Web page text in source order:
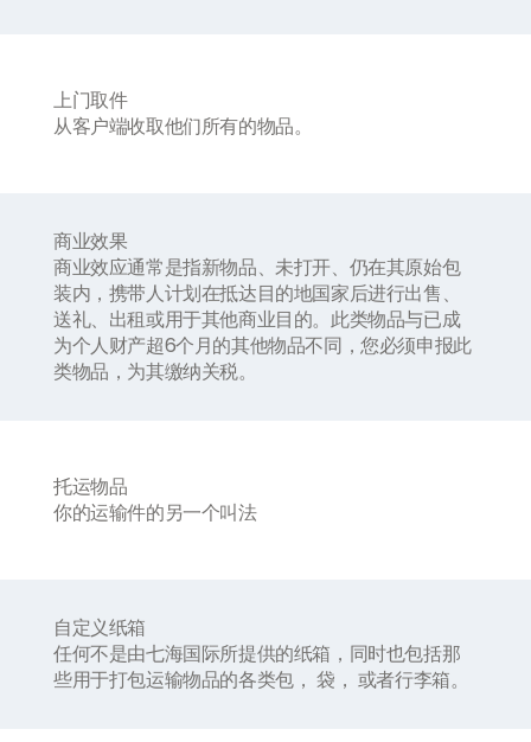
上门取件
从客户端收取他们所有的物品。
商业效果
商业效应通常是指新物品、未打开、仍在其原始包
装内，携带人计划在抵达目的地国家后进行出售、
送礼、出租或用于其他商业目的。此类物品与已成
为个人财产超6个月的其他物品不同，您必须申报此
类物品，为其缴纳关税。
托运物品
你的运输件的另一个叫法
自定义纸箱
任何不是由七海国际所提供的纸箱，同时也包括那
些用于打包运输物品的各类包， 袋， 或者行李箱。